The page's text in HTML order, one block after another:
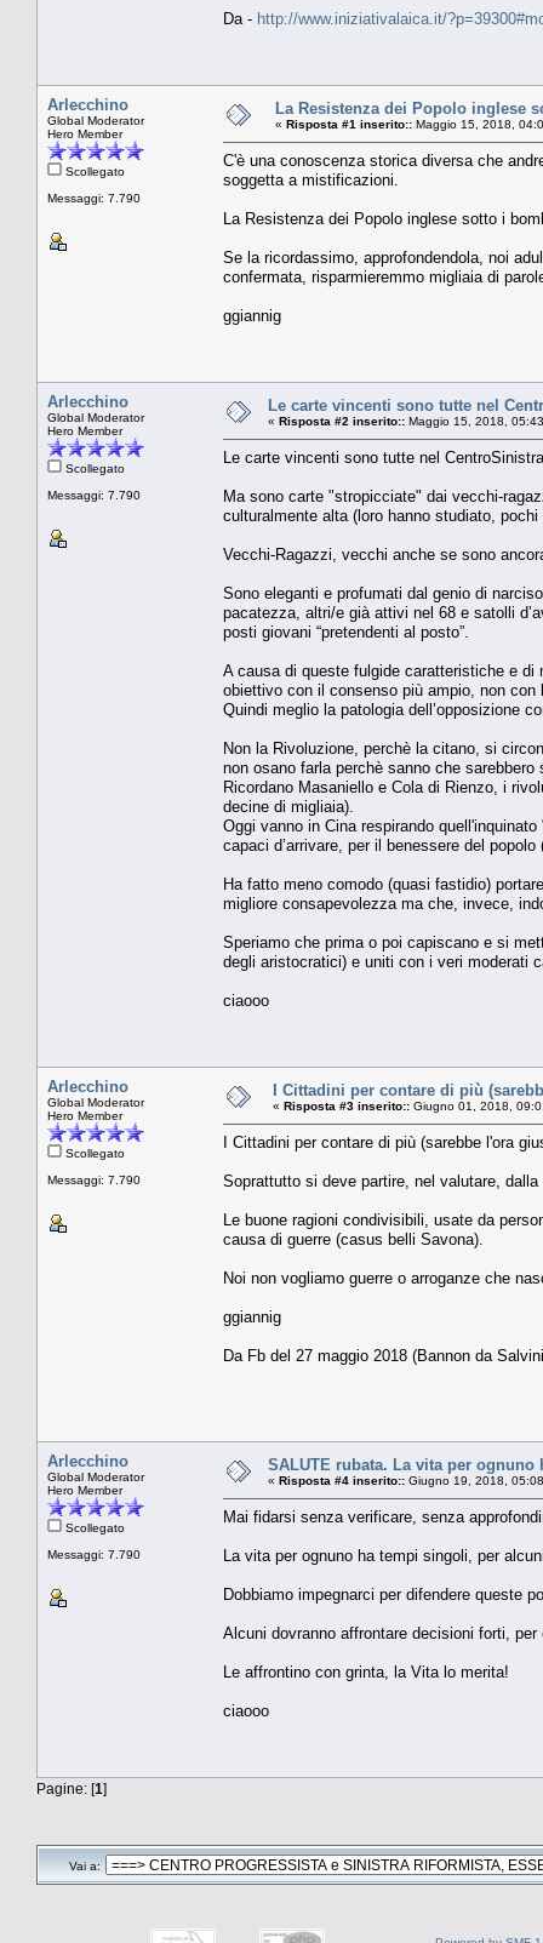
Da - http://www.iniziativalaica.it/
Arlecchino
Global Moderator
Hero Member
Scollegato
Messaggi: 7.790
La Resistenza dei Popolo inglese
« Risposta #1 inserito:: Maggio 15, 2018,
C'è una conoscenza storica diversa che
soggetta a mistificazioni.
La Resistenza dei Popolo inglese sotto i
Se la ricordassimo, approfondendola, noi
confermata, risparmieremmo migliaia di
ggiannig
Arlecchino
Global Moderator
Hero Member
Scollegato
Messaggi: 7.790
Le carte vincenti sono tutte nel
« Risposta #2 inserito:: Maggio 15, 2018,
Le carte vincenti sono tutte nel
Ma sono carte "stropicciate" dai vecchi-
culturalmente alta (loro hanno studiato,
Vecchi-Ragazzi, vecchi anche se sono
Sono eleganti e profumati dal genio di
pacatezza, altri/e già attivi nel 68 e satolli
posti giovani “pretendenti al posto”.
A causa di queste fulgide caratteristiche e
obiettivo con il consenso più ampio, non
Quindi meglio la patologia dell’opposizione
Non la Rivoluzione, perchè la citano, si
non osano farla perchè sanno che sarebbero
Ricordano Masaniello e Cola di Rienzo, i
decine di migliaia).
Oggi vanno in Cina respirando
capaci d’arrivare, per il benessere del
Ha fatto meno comodo (quasi fastidio)
migliore consapevolezza ma che, invece,
Speriamo che prima o poi capiscano e si
degli aristocratici) e uniti con i veri moderati
ciaooo
Arlecchino
Global Moderator
Hero Member
Scollegato
Messaggi: 7.790
I Cittadini per contare di più
« Risposta #3 inserito:: Giugno 01, 2018,
I Cittadini per contare di più (sarebbe l'ora
Soprattutto si deve partire, nel valutare,
Le buone ragioni condivisibili, usate da
causa di guerre (casus belli Savona).
Noi non vogliamo guerre o arroganze che
ggiannig
Da Fb del 27 maggio 2018 (Bannon da
Arlecchino
Global Moderator
Hero Member
Scollegato
Messaggi: 7.790
SALUTE rubata. La vita per
« Risposta #4 inserito:: Giugno 19, 2018,
Mai fidarsi senza verificare, senza
La vita per ognuno ha tempi singoli, per
Dobbiamo impegnarci per difendere queste
Alcuni dovranno affrontare decisioni forti,
Le affrontino con grinta, la Vita lo merita!
ciaooo
Pagine: [1]
Vai a: